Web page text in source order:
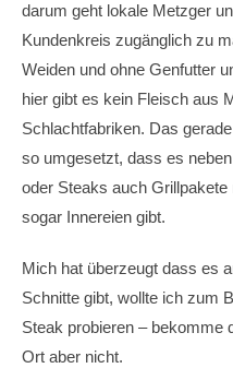
darum geht lokale Metzger
Kundenkreis zugänglich zu
Weiden und ohne Genfutter
hier gibt es kein Fleisch aus
Schlachtfabriken. Das
so umgesetzt, dass es
oder Steaks auch
sogar Innereien gibt.
Mich hat überzeugt dass es
Schnitte gibt, wollte ich zum
Steak probieren – bekomme
Ort aber nicht.